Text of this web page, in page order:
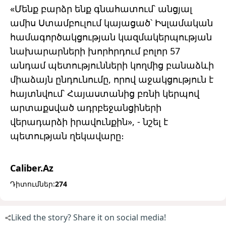
«Մենք բարձր ենք գնահատում՝ անցյալ
ամիս Ստամբուլում կայացած՝ Իսլամական
համագործակցության կազմակերպության
նախարարների խորհրդում բոլոր 57
անդամ պետությունների կողմից բանաձևի
միաձայն ընդունումը, որով աջակցություն է
հայտնվում՝ Հայաստանից բռնի կերպով
արտաքսված ադրբեջանցիների
վերադարձի իրավունքին», - նշել է
պետության ղեկավարը։
Caliber.Az
Դիտումներ:274
Liked the story? Share it on social media!